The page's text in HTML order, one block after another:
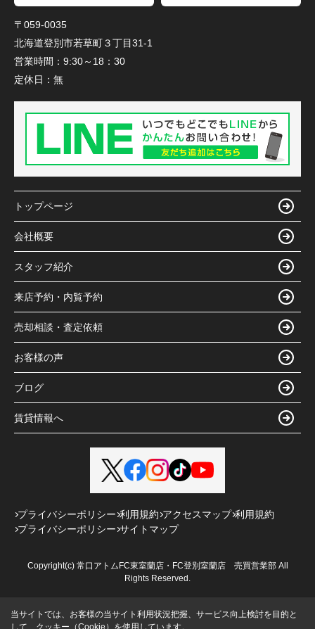
〒059-0035
北海道登別市若草町３丁目31-1
営業時間： 9:30～18：30
定休日： 無
トップページ
会社概要
スタッフ紹介
来店予約・内覧予約
売却相談・査定依頼
お客様の声
ブログ
賃貸情報へ
プライバシーポリシー 利用規約 アクセスマップ 利用規約
プライバシーポリシー サイトマップ
Copyright(c) 常口アトムFC東室蘭店・FC登別室蘭店 売買営業部 All
Rights Reserved.
当サイトでは、お客様の当サイト利用状況把握、サービス向上検討を目的と
して、クッキー（Cookie）を使用しています。